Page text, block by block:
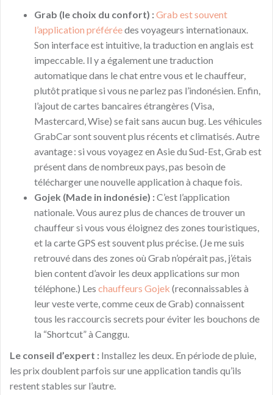
Grab (le choix du confort) :Grab est souvent
l’application préféréedes voyageurs internationaux.
Son interface est intuitive, la traduction en anglais est
impeccable. Il y a également une traduction
automatique dans le chat entre vous et le chauffeur,
plutôt pratique si vous ne parlez pas l’indonésien. Enfin,
l’ajout de cartes bancaires étrangères (Visa,
Mastercard, Wise) se fait sans aucun bug. Les véhicules
GrabCar sont souvent plus récents et climatisés. Autre
avantage : si vous voyagez en Asie du Sud-Est, Grab est
présent dans de nombreux pays, pas besoin de
télécharger une nouvelle application à chaque fois.
Gojek (Made in indonésie) :C’est l’application
nationale. Vous aurez plus de chances de trouver un
chauffeur si vous vous éloignez des zones touristiques,
et la carte GPS est souvent plus précise. (Je me suis
retrouvé dans des zones où Grab n’opérait pas, j’étais
bien content d’avoir les deux applications sur mon
téléphone.) Les chauffeurs Gojek (reconnaissables à
leur veste verte, comme ceux de Grab) connaissent
tous les raccourcis secrets pour éviter les bouchons de
la “Shortcut” à Canggu.
Le conseil d’expert : Installez les deux. En période de pluie,
les prix doublent parfois sur une application tandis qu’ils
restent stables sur l’autre.